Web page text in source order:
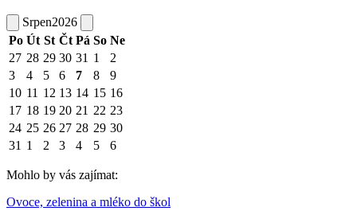
Srpen2026
Po Út St Čt Pá So Ne
27 28 29 30 31 1
2
3
4 5 6 7 8
9
10 11 12 13 14 15 16
17 18 19 20 21 22 23
24 25 26 27 28 29 30
31 1 2 3 4 5 6
Mohlo by vás zajímat:
Ovoce, zelenina a mléko do škol